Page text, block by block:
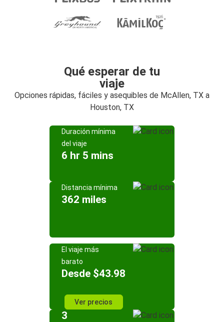
Qué esperar de tu
viaje
Opciones rápidas, fáciles y asequibles de McAllen, TX a
Houston, TX
Duración mínima
del viaje
6 hr 5 mins
Distancia mínima
362 miles
El viaje más
barato
Desde $43.98
Ver precios
3